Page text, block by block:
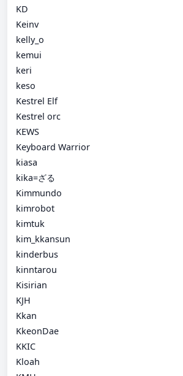
KD
Keinv
kelly_o
kemui
keri
keso
Kestrel Elf
Kestrel orc
KEWS
Keyboard Warrior
kiasa
kika=ざる
Kimmundo
kimrobot
kimtuk
kim_kkansun
kinderbus
kinntarou
Kisirian
KJH
Kkan
KkeonDae
KKIC
Kloah